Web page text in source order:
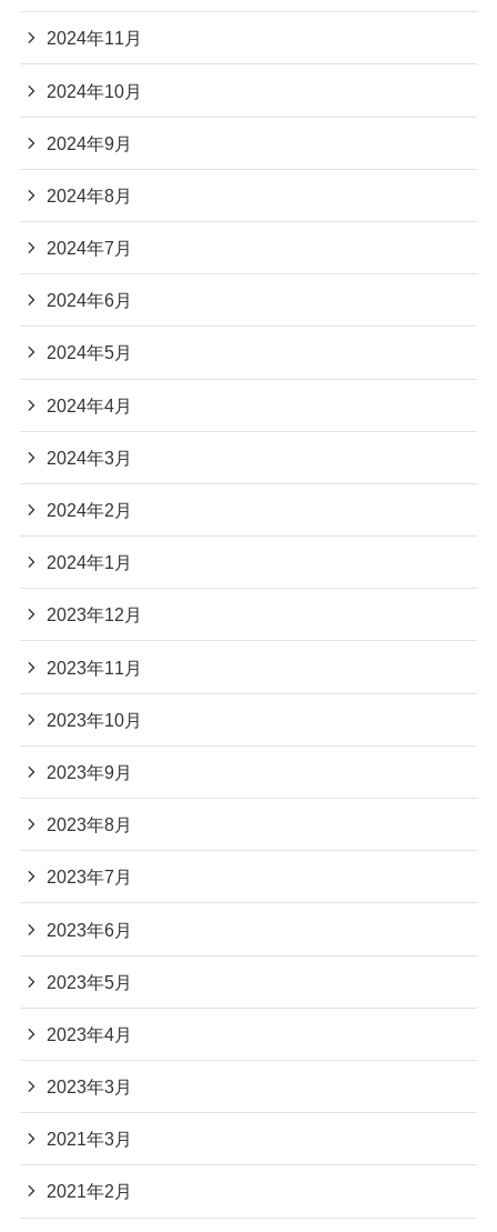
2024年11月
2024年10月
2024年9月
2024年8月
2024年7月
2024年6月
2024年5月
2024年4月
2024年3月
2024年2月
2024年1月
2023年12月
2023年11月
2023年10月
2023年9月
2023年8月
2023年7月
2023年6月
2023年5月
2023年4月
2023年3月
2021年3月
2021年2月